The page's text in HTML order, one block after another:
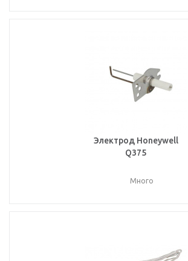
Электрод Honeywell
Q375
Много